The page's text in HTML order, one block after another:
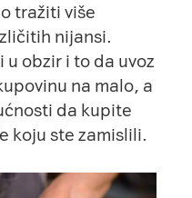
tražiti više
nijansi.
obzir i to da uvoz
na malo, a
da kupite
koju ste zamislili.